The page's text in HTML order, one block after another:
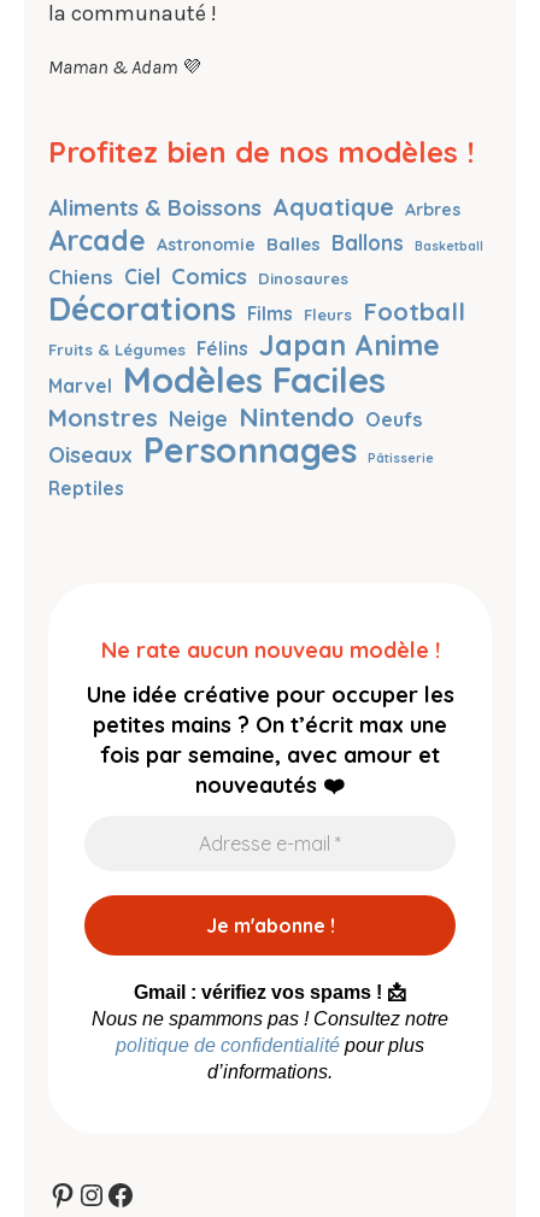
la communauté !
Maman & Adam 💜
Profitez bien de nos modèles !
Aliments & Boissons Aquatique Arbres
Arcade Astronomie Balles Ballons Basketball
Chiens Ciel Comics Dinosaures
Décorations Films Fleurs Football
Fruits & Légumes Félins Japan Anime
Marvel Modèles Faciles
Monstres Neige Nintendo Oeufs
Oiseaux Personnages Pâtisserie
Reptiles
Ne rate aucun nouveau modèle !
Une idée créative pour occuper les
petites mains ? On t’écrit max une
fois par semaine, avec amour et
nouveautés ❤️
Gmail : vérifiez vos spams ! 📩
Nous ne spammons pas ! Consultez notre
politique de confidentialité pour plus
d’informations.
Pinterest
Instagram
Facebook